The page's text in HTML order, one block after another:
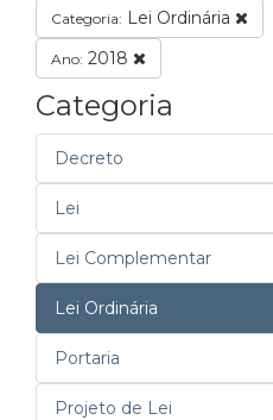
Categoria: Lei Ordinária
Ano: 2018
Categoria
Decreto
Lei
Lei Complementar
Lei Ordinária
Portaria
Projeto de Lei